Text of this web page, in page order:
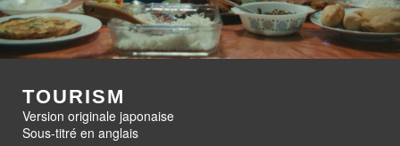
TOURISM
Version originale japonaise
Sous-titré en anglais